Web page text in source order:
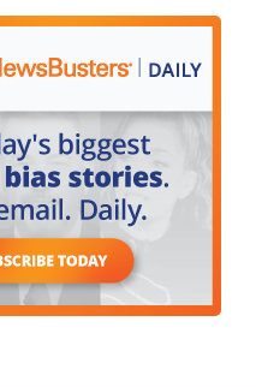
piensen que eso no es
y las
Holt que no ve una
que es un tema
el trabajo que se hace y